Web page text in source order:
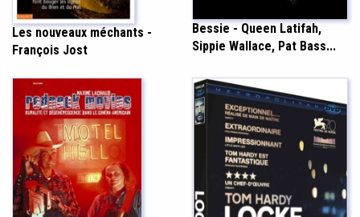
Les nouveaux méchants -
François Jost
Bessie - Queen Latifah,
Sippie Wallace, Pat Bass...